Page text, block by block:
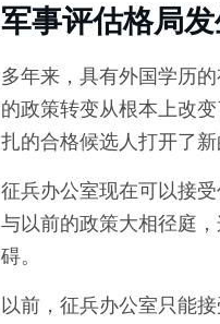
军事评估格局
多年来，具有外国学历
的政策转变从根本上改
扎的合格候选人打开了新
征兵办公室现在可以接
与以前的政策大相径庭
碍。
以前，征兵办公室只能